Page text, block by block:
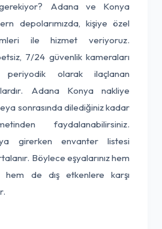
Adana ve Konya
depolarımızda, kişiye özel
ile hizmet veriyoruz.
7/24 güvenlik kameraları
olarak ilaçlanan
Adana Konya nakliye
sonrasında dilediğiniz kadar
faydalanabilirsiniz.
girerken envanter listesi
Böylece eşyalarınız hem
hem de dış etkenlere karşı